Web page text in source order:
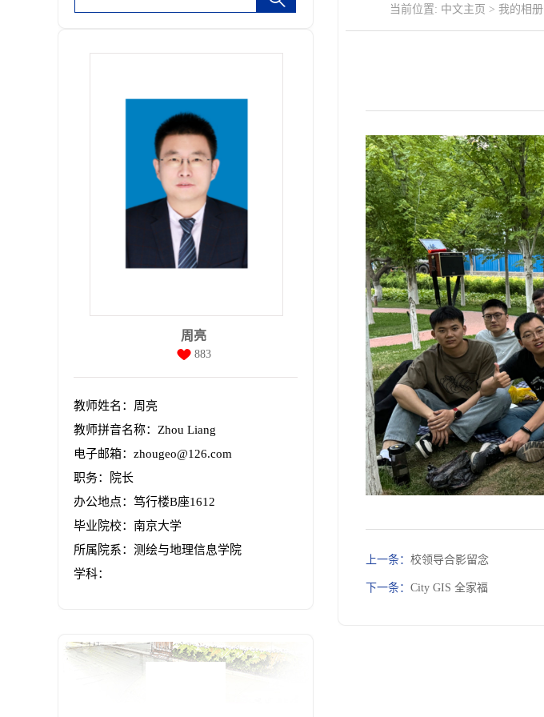
周亮
883
教师姓名：周亮
教师拼音名称：Zhou Liang
电子邮箱： zhougeo@126.com
职务：院长
办公地点：笃行楼B座1612
毕业院校：南京大学
所属院系：测绘与地理信息学院
学科：
当前位置: 中文主页 > 我的相册
上一条： 校领导合影留念
下一条： City GIS 全家福